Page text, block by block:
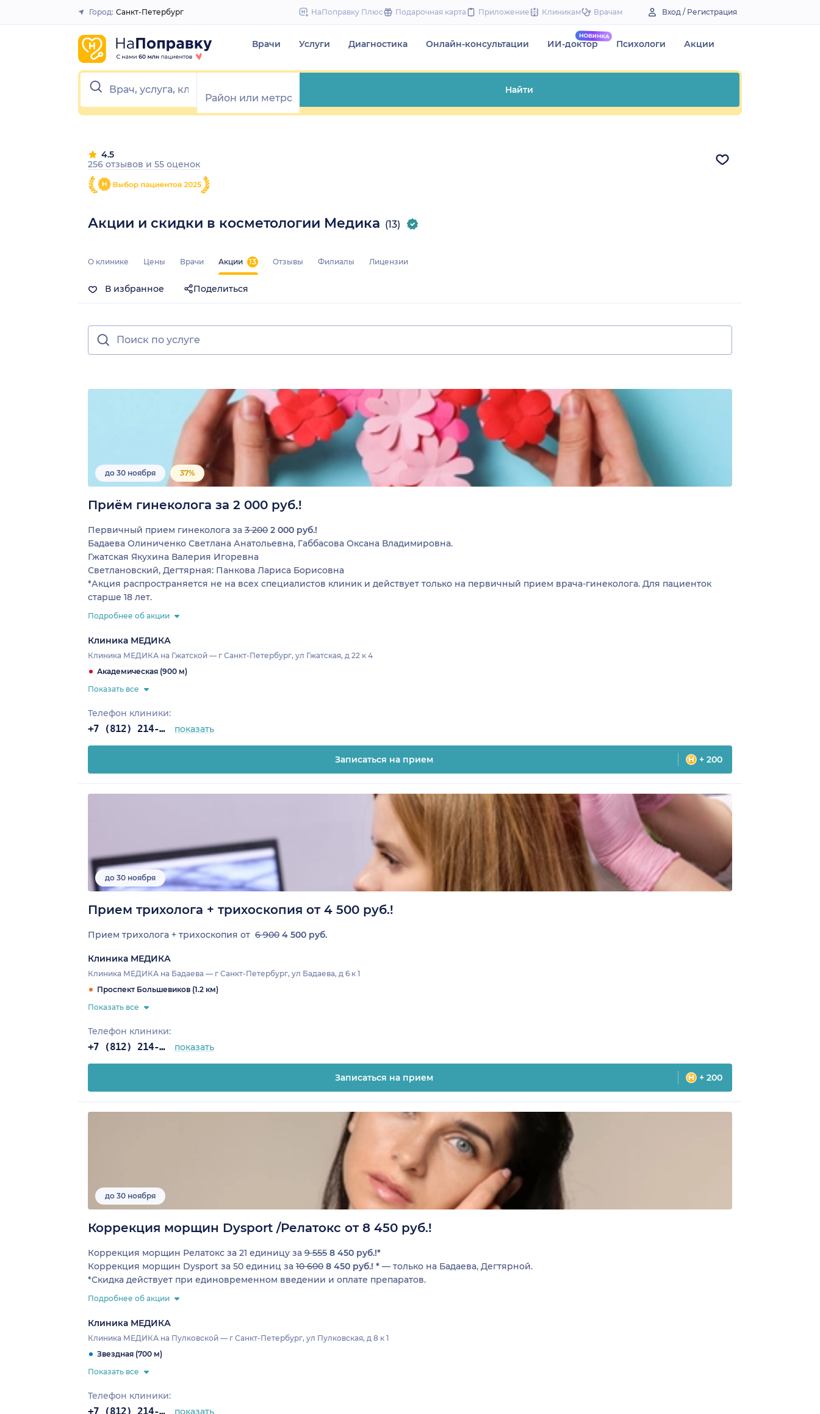
to
Закрыть
Город: Санкт-Петербург НаПоправку Плюс Подарочная карта Приложение Клиникам Врачам Вход / Регистрация
Врачи Услуги Диагностика Онлайн-консультации ИИ-доктор Психологи Акции
Найти
Акции и скидки в косметологии Медика (13)
4.5
256 отзывов и 55 оценок
О клинике Цены Врачи Акции 13 Отзывы Филиалы Лицензии
В избранное Поделиться
до 30 ноября 37%
Приём гинеколога за 2 000 руб.!
Первичный прием гинеколога за 3 200 2 000 руб.!
Бадаева Олиниченко Светлана Анатольевна, Габбасова Оксана Владимировна.
Гжатская Якухина Валерия Игоревна
Светлановский, Дегтярная: Панкова Лариса Борисовна
*Акция распространяется не на всех специалистов клиник и действует только на первичный прием врача-гинеколога. Для пациенток
старше 18 лет.
Подробнее об акции
Клиника МЕДИКА
Клиника МЕДИКА на Гжатской — г Санкт-Петербург, ул Гжатская, д 22 к 4
Академическая (900 м)
Показать все
Телефон клиники:
+7 (812) 214-67-27 показать
Записаться на прием + 200
до 30 ноября
Прием трихолога + трихоскопия от 4 500 руб.!
Прием трихолога + трихоскопия от 6 900 4 500 руб.
Клиника МЕДИКА
Клиника МЕДИКА на Бадаева — г Санкт-Петербург, ул Бадаева, д 6 к 1
Проспект Большевиков (1.2 км)
Показать все
Телефон клиники:
+7 (812) 214-67-27 показать
Записаться на прием + 200
до 30 ноября
Коррекция морщин Dysport /Релатокс от 8 450 руб.!
Коррекция морщин Релатокс за 21 единицу за 9 555 8 450 руб.!*
Коррекция морщин Dysport за 50 единиц за 10 600 8 450 руб.! * — только на Бадаева, Дегтярной.
*Скидка действует при единовременном введении и оплате препаратов.
Подробнее об акции
Клиника МЕДИКА
Клиника МЕДИКА на Пулковской — г Санкт-Петербург, ул Пулковская, д 8 к 1
Звездная (700 м)
Показать все
Телефон клиники:
+7 (812) 214-67-27 показать